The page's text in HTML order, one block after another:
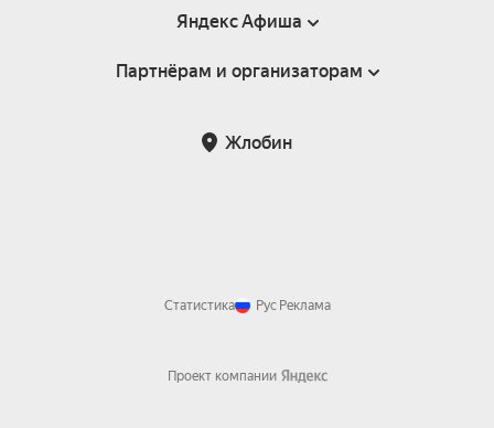
Яндекс Афиша
Справка
Партнёрам и организаторам
Жлобин
Статистика Рус Реклама
Проект компании